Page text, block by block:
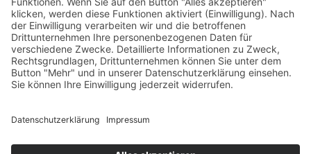
Aktuelles
Verband
Aktion Pro Ski
Impressum
Datenschutz
Internationale Verbände
IBU